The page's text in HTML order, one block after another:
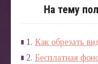
На тему
1. Как обрезать
2. Бесплатная